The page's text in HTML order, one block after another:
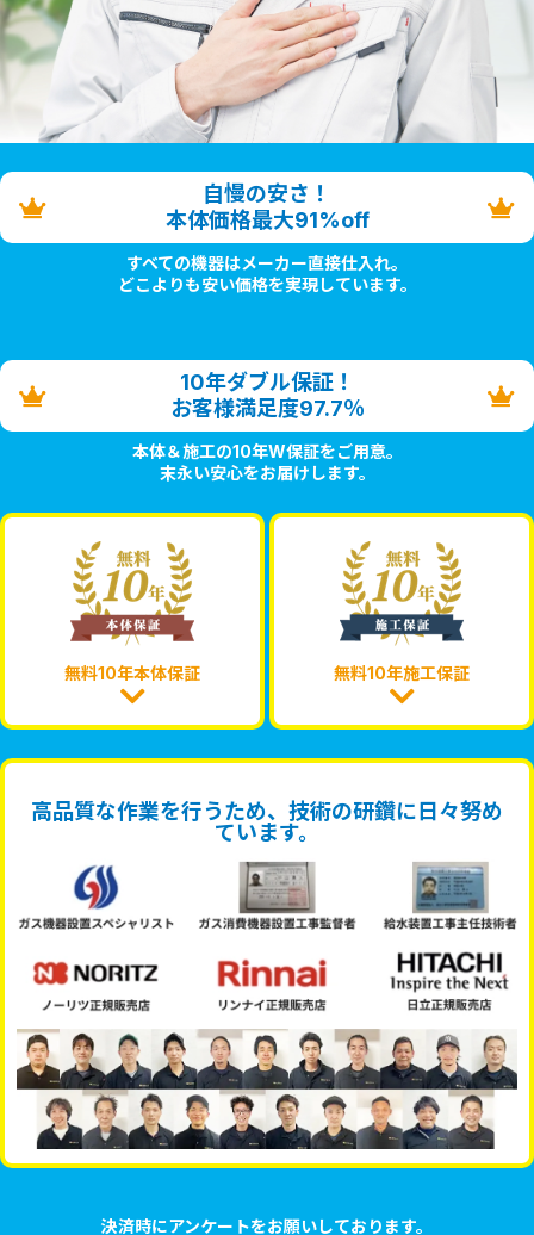
自慢の安さ！
本体価格最大91%off
すべての機器はメーカー直接仕入れ。
どこよりも安い価格を実現しています。
10年ダブル保証！
お客様満足度97.7％
本体＆施工の10年W保証をご用意。
末永い安心をお届けします。
無料10年本体保証 無料10年施工保証
高品質な作業を行うため、技術の研鑽に日々努め
ています。
決済時にアンケートをお願いしております。